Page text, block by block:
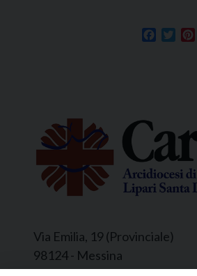
Via Emilia, 19 (Provinciale)
98124 - Messina